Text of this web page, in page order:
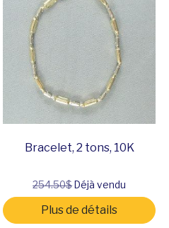
Bracelet, 2 tons, 10K
254.50$Déjà vendu
Plus de détails